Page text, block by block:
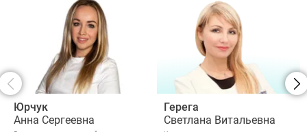
Юрчук
Анна Сергеевна
Герега
Светлана Витальевна